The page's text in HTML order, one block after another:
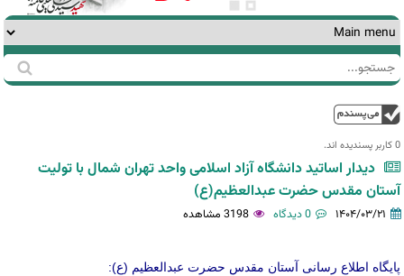
فرم
جستجو
جستجو
0 کاربر پسندیده اند.‎
دیدار اساتید دانشگاه آزاد اسلامی واحد تهران شمال با تولیت
آستان مقدس حضرت عبدالعظیم(ع)
۱۴۰۴/۰۳/۲۱ 0 دیدگاه 3198 مشاهده
پایگاه اطلاع رسانی آستان مقدس حضرت عبدالعظیم (ع):